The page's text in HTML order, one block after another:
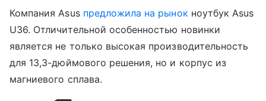
Компания Asus предложила на рынок ноутбук Asus
U36. Отличительной особенностью новинки
является не только высокая производительность
для 13,3-дюймового решения, но и корпус из
магниевого сплава.